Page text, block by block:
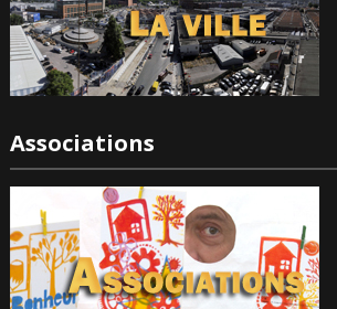
Associations